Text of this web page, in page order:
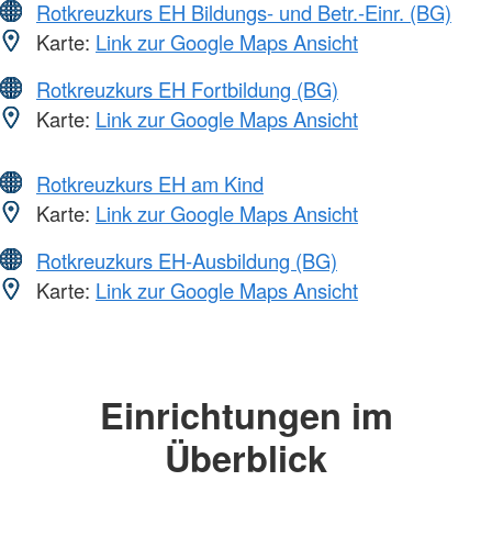
Rotkreuzkurs EH Bildungs- und Betr.-Einr. (BG)
Karte: Link zur Google Maps Ansicht
Rotkreuzkurs EH Fortbildung (BG)
Karte: Link zur Google Maps Ansicht
Rotkreuzkurs EH am Kind
Karte: Link zur Google Maps Ansicht
Rotkreuzkurs EH-Ausbildung (BG)
Karte: Link zur Google Maps Ansicht
Einrichtungen im
Überblick